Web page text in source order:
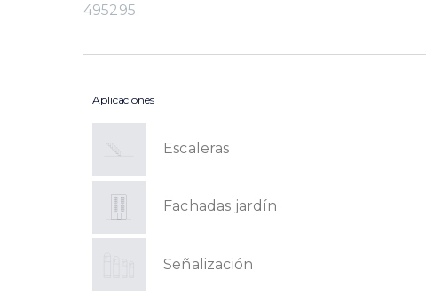
495295
Aplicaciones
Escaleras
Fachadas jardín
Señalización